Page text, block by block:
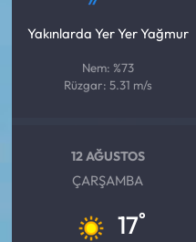
Yakınlarda Yer Yer Yağmur
Nem: %73
Rüzgar: 5.31 m/s
12 AĞUSTOS
ÇARŞAMBA
17°